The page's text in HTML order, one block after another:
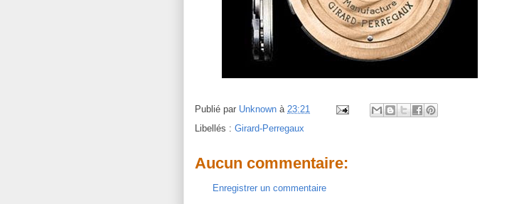
Publié par Unknown à 23:21
Libellés : Girard-Perregaux
Aucun commentaire:
Enregistrer un commentaire